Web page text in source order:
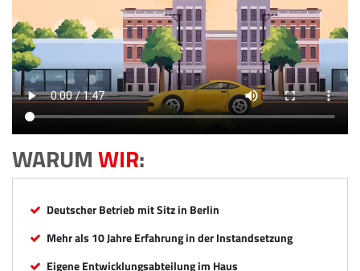
WARUMWIR:
Deutscher Betrieb mit Sitz in Berlin
Mehr als 10 Jahre Erfahrung in der Instandsetzung
Eigene Entwicklungsabteilung im Haus